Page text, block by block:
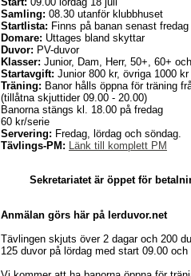
Samling: 08.30 utanför klubbhuset
Startlista: Finns på banan senast
Domare: Uttages bland skyttar
Duvor: PV-duvor
Klasser: Junior, Dam, Herr, 50+, 60+
Startavgift: Junior 800 kr, övriga 1000 kr
Träning: Banor hålls öppna för träning
(tillåtna skjuttider 09.00 - 20.00)
Banorna stängs kl. 18.00 på fredag
60 kr/serie
Servering: Fredag, lördag och söndag.
Tävlings-PM: Länk till komplett PM
Sekretariatet är öppet för
Anmälan görs här på lerduvor.net
Tävlingen skjuts över 2 dagar och 200
125 duvor på lördag med start 09.00